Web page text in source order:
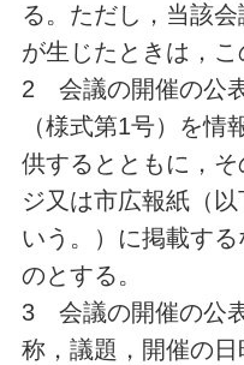
る。ただし，当該
が生じたときは，こ
2 会議の開催の公
（様式第1号）を情
供するとともに，
ジ又は市広報紙（
いう。）に掲載す
のとする。
3 会議の開催の公
称，議題，開催の